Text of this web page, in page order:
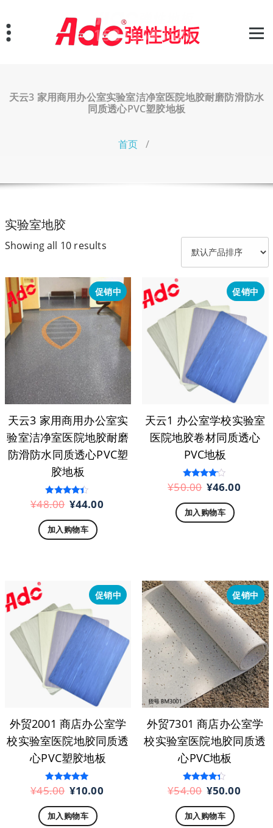
至
正
天云3 家用商用办公室实验室洁净室医院地胶耐磨防滑防水
同质透心PVC塑胶地板
首页 /
实验室地胶
Showing all 10 results
促销中
天云3 家用商用办公室实
验室洁净室医院地胶耐磨
防滑防水同质透心PVC塑
胶地板
评分
4.25
¥48.00 原
价
为：
¥44.00
¥44.00。
加入购物车
促销中
天云1 办公室学校实验室
医院地胶卷材同质透心
PVC地板
评分
3.93
¥50.00 原
价
为：
¥46.00
加入购物车
促销中
外贸2001 商店办公室学
校实验室医院地胶同质透
心PVC塑胶地板
评分
5.00
&sol; 5
¥45.00 原
价
为：
¥10.00
加入购物车
促销中
外贸7301 商店办公室学
校实验室医院地胶同质透
心PVC地板
评分
4.17
&sol; 5
¥54.00 原
价
为：
¥50.00
加入购物车